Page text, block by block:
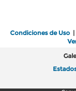
Condiciones de Uso |